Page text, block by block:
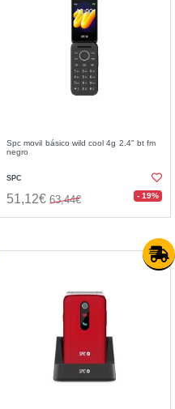
Spc movil básico wild cool 4g 2.4" bt fm
negro
SPC
51,12€ 63,44€ - 19%